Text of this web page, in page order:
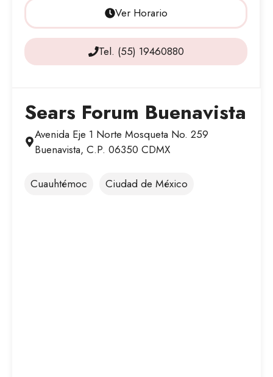
Ver Horario
Tel. (55) 19460880
Sears Forum Buenavista
Avenida Eje 1 Norte Mosqueta No. 259
Buenavista, C.P. 06350 CDMX
Cuauhtémoc Ciudad de México